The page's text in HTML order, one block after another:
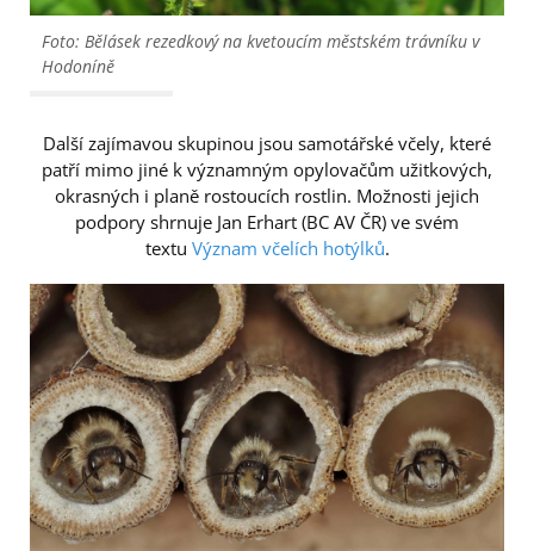
Foto: Bělásek rezedkový na kvetoucím městském trávníku v
Hodoníně
Další zajímavou skupinou jsou samotářské včely, které
patří mimo jiné k významným opylovačům užitkových,
okrasných i planě rostoucích rostlin. Možnosti jejich
podpory shrnuje Jan Erhart (BC AV ČR) ve svém
textu Význam včelích hotýlků.